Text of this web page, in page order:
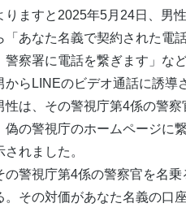
りますと2025年5月24日、男
「あなた名義で契約された電
警察署に電話を繋ぎます」な
からLINEのビデオ通話に誘導
性は、その警視庁第4係の警
偽の警視庁のホームページに
れました。
の警視庁第4係の警察官を名
。その対価があなた名義の口